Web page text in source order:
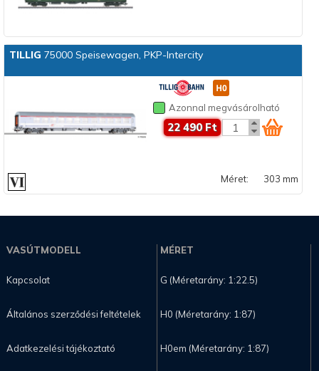
TILLIG 75000 Speisewagen, PKP-Intercity
Azonnal megvásárolható
22 490 Ft
Méret: 303 mm
VASÚTMODELL
Kapcsolat
Általános szerződési feltételek
Adatkezelési tájékoztató
MÉRET
G (Méretarány: 1:22.5)
H0 (Méretarány: 1:87)
H0em (Méretarány: 1:87)